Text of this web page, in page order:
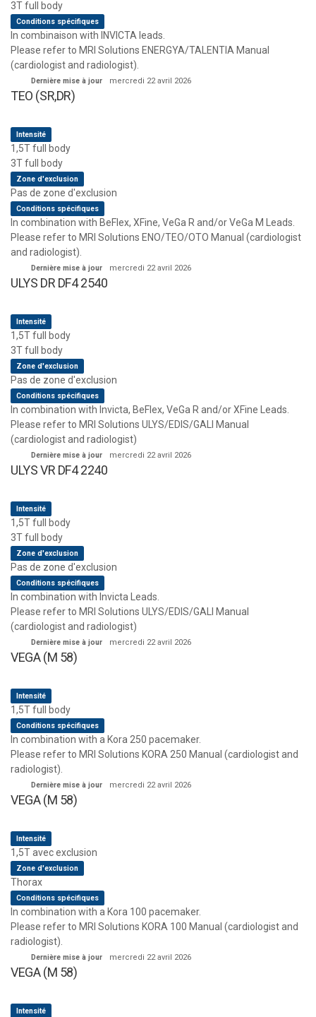
3T full body
Conditions spécifiques
In combinaison with INVICTA leads.
Please refer to MRI Solutions ENERGYA/TALENTIA Manual
(cardiologist and radiologist).
Dernière mise à jour mercredi 22 avril 2026
TEO (SR,DR)
Intensité
1,5T full body
3T full body
Zone d'exclusion
Pas de zone d'exclusion
Conditions spécifiques
In combination with BeFlex, XFine, VeGa R and/or VeGa M Leads.
Please refer to MRI Solutions ENO/TEO/OTO Manual (cardiologist
and radiologist).
Dernière mise à jour mercredi 22 avril 2026
ULYS DR DF4 2540
Intensité
1,5T full body
3T full body
Zone d'exclusion
Pas de zone d'exclusion
Conditions spécifiques
In combination with Invicta, BeFlex, VeGa R and/or XFine Leads.
Please refer to MRI Solutions ULYS/EDIS/GALI Manual
(cardiologist and radiologist)
Dernière mise à jour mercredi 22 avril 2026
ULYS VR DF4 2240
Intensité
1,5T full body
3T full body
Zone d'exclusion
Pas de zone d'exclusion
Conditions spécifiques
In combination with Invicta Leads.
Please refer to MRI Solutions ULYS/EDIS/GALI Manual
(cardiologist and radiologist)
Dernière mise à jour mercredi 22 avril 2026
VEGA (M 58)
Intensité
1,5T full body
Conditions spécifiques
In combination with a Kora 250 pacemaker.
Please refer to MRI Solutions KORA 250 Manual (cardiologist and
radiologist).
Dernière mise à jour mercredi 22 avril 2026
VEGA (M 58)
Intensité
1,5T avec exclusion
Zone d'exclusion
Thorax
Conditions spécifiques
In combination with a Kora 100 pacemaker.
Please refer to MRI Solutions KORA 100 Manual (cardiologist and
radiologist).
Dernière mise à jour mercredi 22 avril 2026
VEGA (M 58)
Intensité